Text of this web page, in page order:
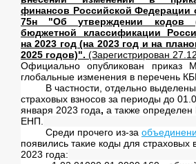
финансов Российской Федерации
75н "Об утверждении кодов
бюджетной классификации
на 2023 год (на 2023 год и на
2025 годов)". (Зарегистрирован
Официально опубликован приказ
глобальные изменения в перечень
В частности, отдельно выделены
страховых взносов за периоды до
января 2023 года, а также
ЕНП.
Среди прочего из-за
появились такие коды для страховых
2023 года: